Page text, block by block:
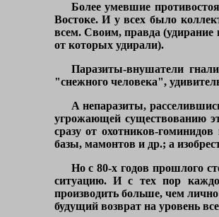
Более умевшие
Востоке. И у всех было
всем. Своим, правда (удирание
от которых удирали).
Паразиты-внушатели
"снежного человека",
А непаразиты,
угрожающей существованию
сразу от охотников-
базы, мамонтов и др.; а
Но с 80-х годов прошлого
ситуацию. И с тех пор
производить больше, чем
будущий возврат на уровень